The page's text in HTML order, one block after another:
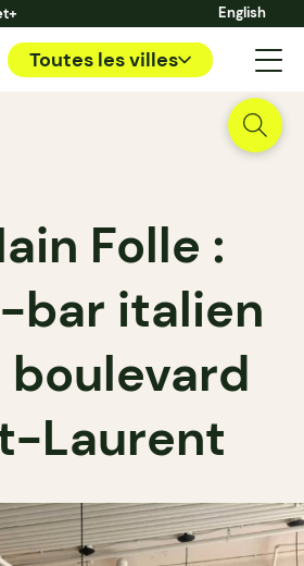
English
Toutes les villes
Folle :
bar italien
boulevard
Laurent